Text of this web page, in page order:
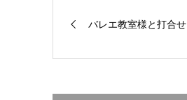
バレエ教室様と打合せ